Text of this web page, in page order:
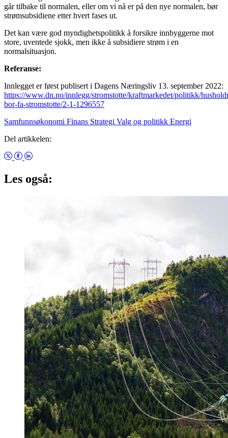
går tilbake til normalen, eller om vi nå er på den nye normalen, bør
strømsubsidiene etter hvert fases ut.
Det kan være god myndighetspolitikk å forsikre innbyggerne mot
store, uventede sjokk, men ikke å subsidiere strøm i en
normalsituasjon.
Referanse:
Innlegget er først publisert i Dagens Næringsliv 13. september 2022:
https://www.dn.no/innlegg/stromstotte/kraftmarkedet/politikk/
bor-fa-stromstotte/2-1-1296557
Samfunnsøkonomi Finans Strategi Valg og politikk Energi
Del artikkelen:
Les også: